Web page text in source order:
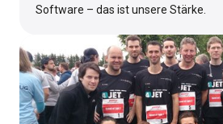
Software – das ist unsere Stärke.